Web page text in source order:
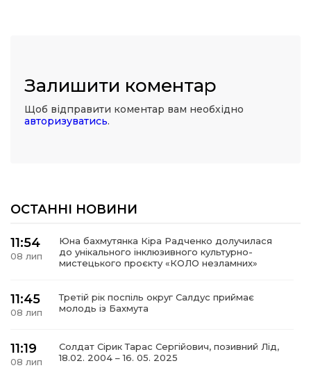
Залишити коментар
Щоб відправити коментар вам необхідно
авторизуватись.
ОСТАННІ НОВИНИ
11:54
08 лип
Юна бахмутянка Кіра Радченко долучилася
до унікального інклюзивного культурно-
мистецького проєкту «КОЛО незламних»
11:45
08 лип
Третій рік поспіль округ Салдус приймає
молодь із Бахмута
11:19
08 лип
Солдат Сірик Тарас Сергійович, позивний Лід,
18.02. 2004 – 16. 05. 2025